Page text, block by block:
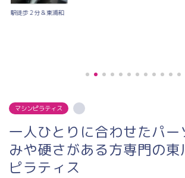
口駅徒歩２分＆東浦和
マシンピラティス
一人ひとりに合わせたパー
みや硬さがある方専門の東
ピラティス